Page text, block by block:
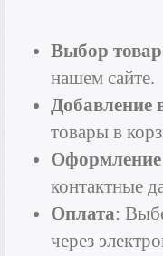
Выбор
нашем сайте.
Добавление
товары в
Оформление
контактные
Оплата:
через